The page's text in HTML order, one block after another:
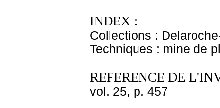
INDEX :
Collections :
Techniques : mine de
REFERENCE DE
vol. 25, p. 457